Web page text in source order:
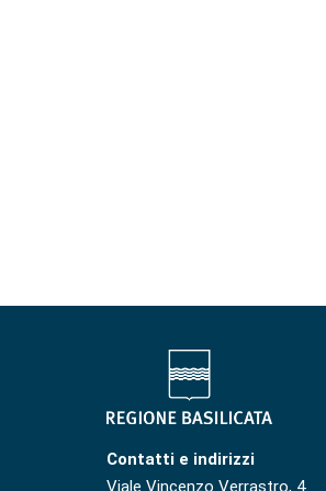
Contatti e indirizzi
Viale Vincenzo Verrastro, 4